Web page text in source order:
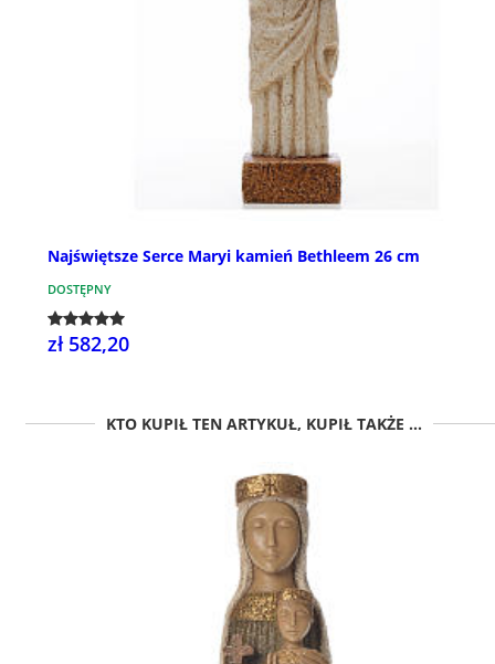
Najświętsze Serce Maryi kamień Bethleem 26 cm
DOSTĘPNY
zł 582,20
KTO KUPIŁ TEN ARTYKUŁ, KUPIŁ TAKŻE ...